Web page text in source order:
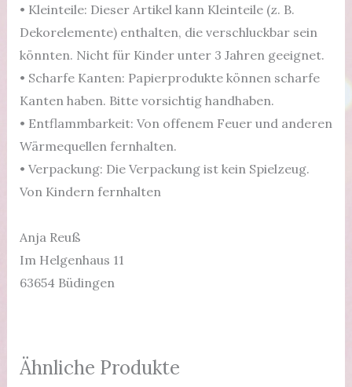
• Kleinteile: Dieser Artikel kann Kleinteile (z. B.
Dekorelemente) enthalten, die verschluckbar sein
könnten. Nicht für Kinder unter 3 Jahren geeignet.
• Scharfe Kanten: Papierprodukte können scharfe
Kanten haben. Bitte vorsichtig handhaben.
• Entflammbarkeit: Von offenem Feuer und anderen
Wärmequellen fernhalten.
• Verpackung: Die Verpackung ist kein Spielzeug.
Von Kindern fernhalten
Anja Reuß
Im Helgenhaus 11
63654 Büdingen
Ähnliche Produkte